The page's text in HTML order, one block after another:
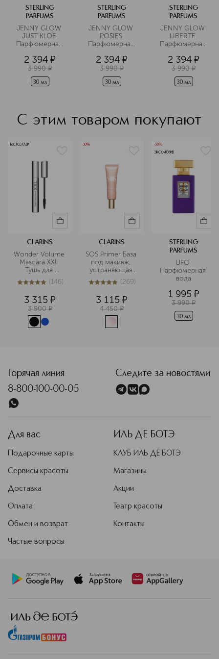
STERLING
PARFUMS
JENNY GLOW
JUST KLOE
Парфюмерная
2 394 ¤
3 990 ¤
30 мл
STERLING
PARFUMS
JENNY GLOW
POSIES
Парфюмерная
2 394 ¤
3 990 ¤
30 мл
STERLING
PARFUMS
JENNY GLOW
LIBERTE
Парфюмерная
2 394 ¤
3 990 ¤
30 мл
С этим товаром покупают
БЕСТСЕЛЛЕР
CLARINS
Wonder Volume
Mascara XXL
Тушь для
максимального
объема ресниц
4.9из5146 (146)
3 315 ¤
3 900 ¤
-30%
CLARINS
SOS Primer База
под макияж,
устраняющая
следы
усталости
4.9из5269 (269)
3 115 ¤
4 450 ¤
-50%
ЭКСКЛЮЗИВ
STERLING
PARFUMS
UFO
Парфюмерная
вода
1 995 ¤
3 990 ¤
30 мл
Горячая линия
8-800-100-00-05
Следите за новостями
Для вас
Подарочные карты
Сервисы красоты
Доставка
Оплата
Обмен и возврат
Частые вопросы
ИЛЬ ДЕ БОТЭ
КЛУБ ИЛЬ ДЕ БОТЭ
Магазины
Акции
Театр красоты
Контакты